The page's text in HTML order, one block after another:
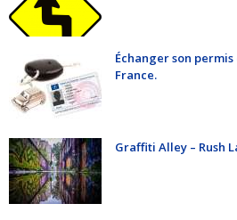
Échanger son
France.
Graffiti Alley – Rush